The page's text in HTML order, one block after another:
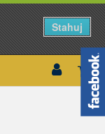
Stahuj